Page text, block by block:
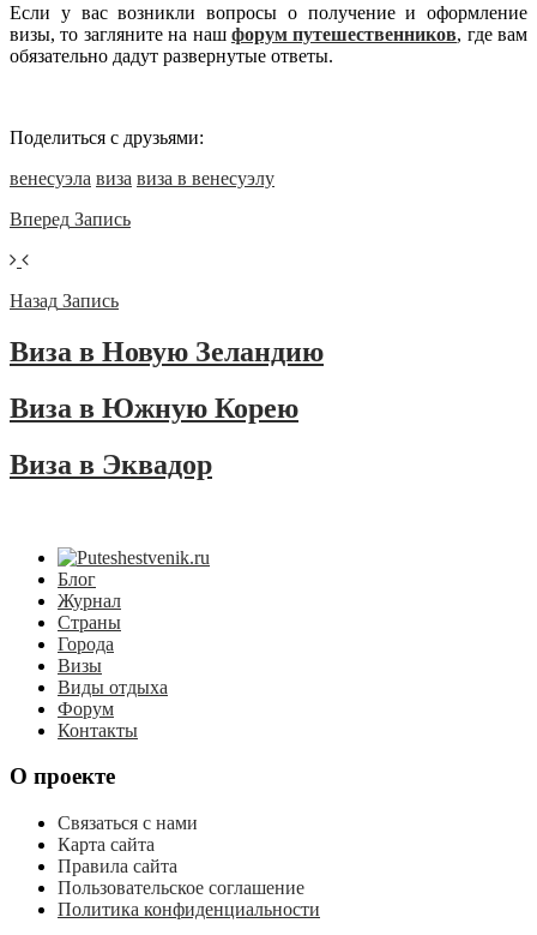
Если у вас возникли вопросы о получение и оформление
визы, то загляните на наш форум путешественников, где вам
обязательно дадут развернутые ответы.
Поделиться с друзьями:
венесуэла виза виза в венесуэлу
Вперед Запись
Назад Запись
Виза в Новую Зеландию
Виза в Южную Корею
Виза в Эквадор
Блог
Журнал
Страны
Города
Визы
Виды отдыха
Форум
Контакты
О проекте
Связаться с нами
Карта сайта
Правила сайта
Пользовательское соглашение
Политика конфиденциальности